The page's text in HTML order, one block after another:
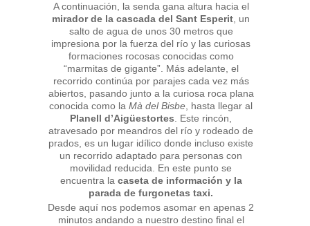
A continuación, la senda gana altura hacia el
mirador de la cascada del Sant Esperit, un
salto de agua de unos 30 metros que
impresiona por la fuerza del río y las curiosas
formaciones rocosas conocidas como
“marmitas de gigante”. Más adelante, el
recorrido continúa por parajes cada vez más
abiertos, pasando junto a la curiosa roca plana
conocida como laMà del Bisbe, hasta llegar al
Planell d’Aigüestortes. Este rincón,
atravesado por meandros del río y rodeado de
prados, es un lugar idílico donde incluso existe
un recorrido adaptado para personas con
movilidad reducida. En este punto se
encuentra la caseta de información y la
parada de furgonetas taxi.
Desde aquí nos podemos asomar en apenas 2
minutos andando a nuestro destino final el